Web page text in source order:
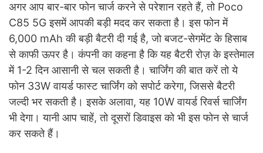
अगर आप बार-बार फोन चार्ज करने से परेशान रहते हैं, तो Poco
C85 5G इसमें आपकी बड़ी मदद कर सकता है। इस फोन में
6,000 mAh की बड़ी बैटरी दी गई है, जो बजट-सेगमेंट के हिसाब
से काफी ऊपर है। कंपनी का कहना है कि यह बैटरी रोज़ के इस्तेमाल
में 1-2 दिन आसानी से चल सकती है। चार्जिंग की बात करें तो ये
फोन 33W वायर्ड फास्ट चार्जिंग को सपोर्ट करेगा, जिससे बैटरी
जल्दी भर सकती है। इसके अलावा, यह 10W वायर्ड रिवर्स चार्जिंग
भी देगा। यानी आप चाहें, तो दूसरों डिवाइस को भी इस फोन से चार्ज
कर सकते हैं।